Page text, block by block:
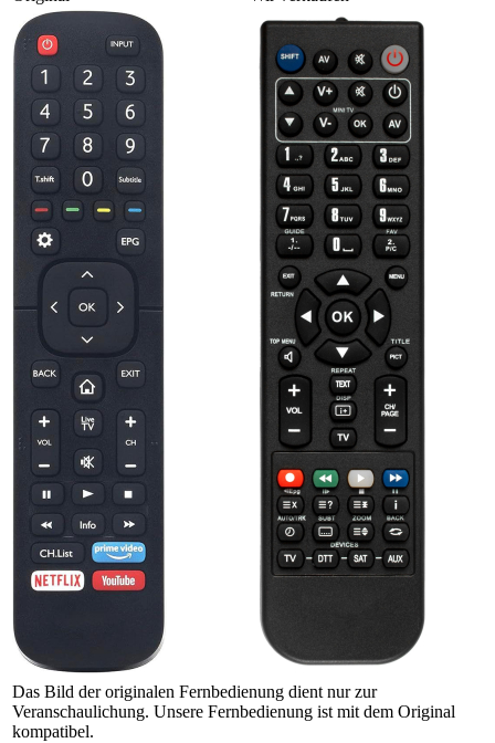
Das Bild der originalen Fernbedienung dient nur zur
Veranschaulichung. Unsere Fernbedienung ist mit dem Original
kompatibel.